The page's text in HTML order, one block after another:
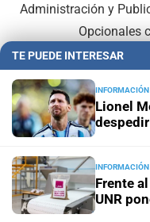
Administración y
Opcionales
En
TE PUEDE INTERESAR
Lionel
Frente
UNR